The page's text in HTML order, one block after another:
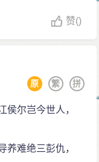
赞()
拼
繁
原
侯尔岂今世人，
养难绝三彭仇，